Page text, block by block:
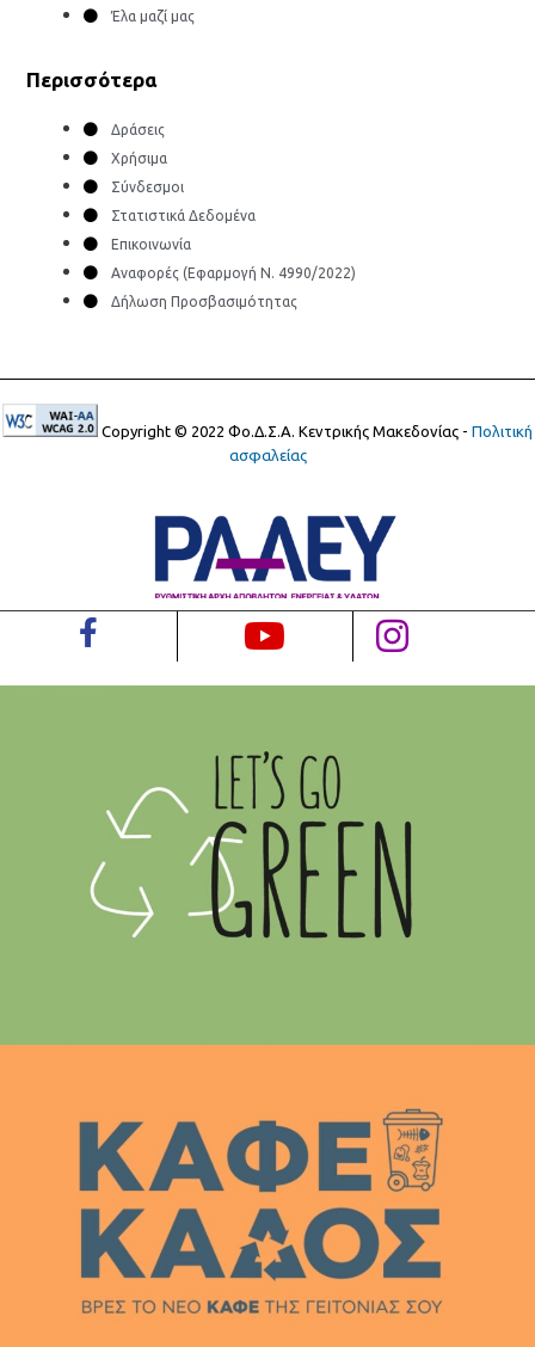
Έλα μαζί μας
Περισσότερα
Δράσεις
Χρήσιμα
Σύνδεσμοι
Στατιστικά Δεδομένα
Επικοινωνία
Αναφορές (Εφαρμογή Ν. 4990/2022)
Δήλωση Προσβασιμότητας
Copyright © 2022 Φο.Δ.Σ.Α. Κεντρικής Μακεδονίας - Πολιτική
ασφαλείας